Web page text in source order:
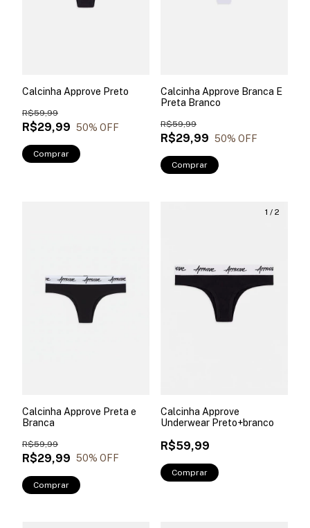
Calcinha Approve Preto
R$29,99
R$59,99
50% OFF
Comprar
Calcinha Approve Branca E
Preta Branco
R$29,99
R$59,99
50% OFF
Comprar
Calcinha Approve Preta e
Branca
R$29,99
R$59,99
50% OFF
Comprar
1 / 2
Calcinha Approve
Underwear Preto+branco
R$59,99
Comprar